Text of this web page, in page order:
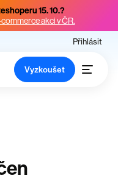
15. 10.?
akci v ČR.
Přihlásit
Vyzkoušet